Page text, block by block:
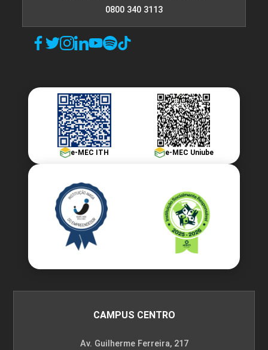
0800 340 3113
e-MEC ITH e-MEC Uniube
CAMPUS CENTRO
Av. Guilherme Ferreira, 217